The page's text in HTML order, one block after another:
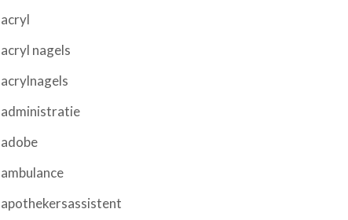
acryl
acryl nagels
acrylnagels
administratie
adobe
ambulance
apothekersassistent